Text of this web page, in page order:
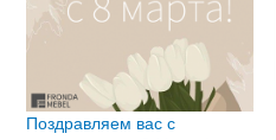
Поздравляем вас с